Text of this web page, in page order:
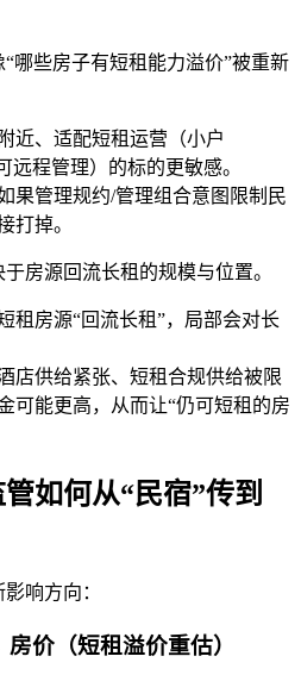
“哪些房子有短租能力溢价”被重新
近、适配短租运营（小户
远程管理）的标的更敏感。
果管理规约/管理组合意图限制民
打掉。
于房源回流长租的规模与位置。
租房源“回流长租”，局部会对长
店供给紧张、短租合规供给被限
可能更高，从而让“仍可短租的房
如何从“民宿”传到
响方向：
价（短租溢价重估）